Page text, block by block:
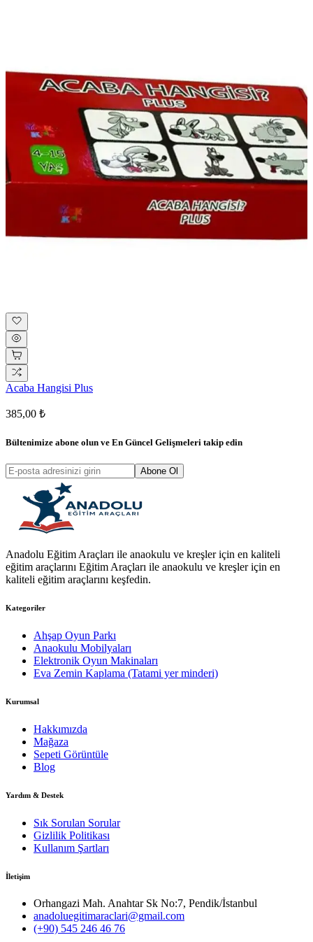
Acaba Hangisi Plus
385,00 ₺
Bültenimize abone olun ve En Güncel Gelişmeleri takip edin
Abone Ol
Anadolu Eğitim Araçları ile anaokulu ve kreşler için en kaliteli
eğitim araçlarını Eğitim Araçları ile anaokulu ve kreşler için en
kaliteli eğitim araçlarını keşfedin.
Kategoriler
Ahşap Oyun Parkı
Anaokulu Mobilyaları
Elektronik Oyun Makinaları
Eva Zemin Kaplama (Tatami yer minderi)
Kurumsal
Hakkımızda
Mağaza
Sepeti Görüntüle
Blog
Yardım & Destek
Sık Sorulan Sorular
Gizlilik Politikası
Kullanım Şartları
İletişim
Orhangazi Mah. Anahtar Sk No:7, Pendik/İstanbul
anadoluegitimaraclari@gmail.com
(+90) 545 246 46 76